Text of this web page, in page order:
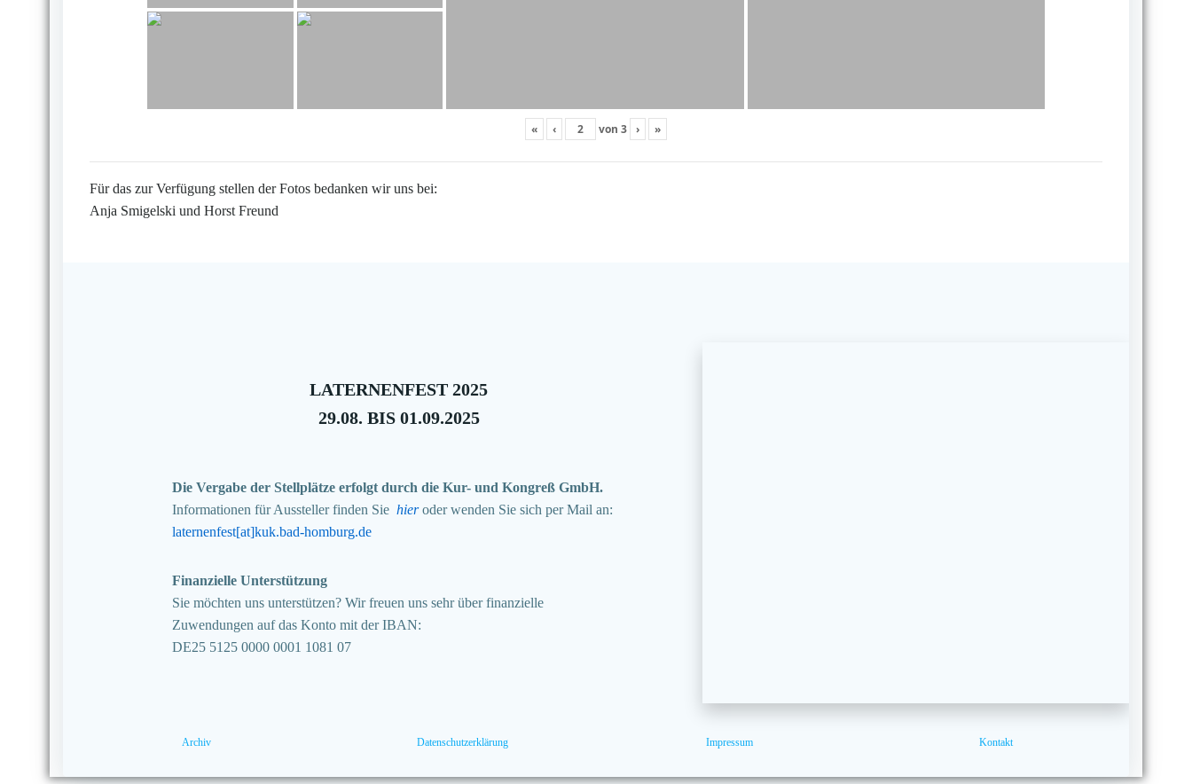
« ‹ von 3 › »
Für das zur Verfügung stellen der Fotos bedanken wir uns bei:
Anja Smigelski und Horst Freund
LATERNENFEST 2025
29.08. BIS 01.09.2025
Die Vergabe der Stellplätze erfolgt durch die Kur- und Kongreß GmbH.
Informationen für Aussteller finden Sie hieroder wenden Sie sich per Mail an:
laternenfest[at]kuk.bad-homburg.de
Finanzielle Unterstützung
Sie möchten uns unterstützen? Wir freuen uns sehr über finanzielle
Zuwendungen auf das Konto mit der IBAN:
DE25 5125 0000 0001 1081 07
Archiv Datenschutzerklärung Impressum Kontakt